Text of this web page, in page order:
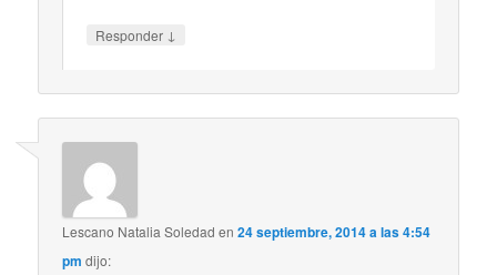
Responder ↓
Lescano Natalia Soledad en24 septiembre, 2014 a las 4:54
pm dijo: